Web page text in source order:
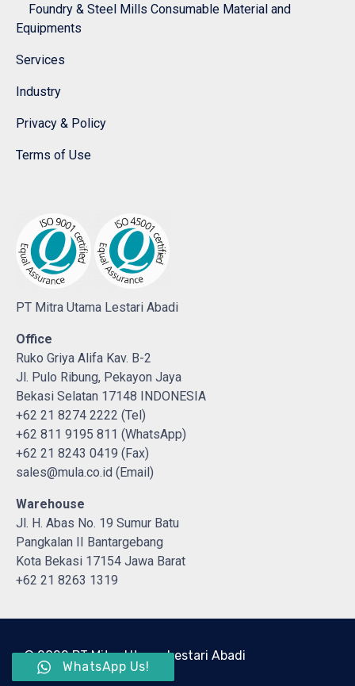
Foundry & Steel Mills Consumable Material and
Equipments
Services
Industry
Privacy & Policy
Terms of Use
PT Mitra Utama Lestari Abadi
Office
Ruko Griya Alifa Kav. B-2
Jl. Pulo Ribung, Pekayon Jaya
Bekasi Selatan 17148 INDONESIA
+62 21 8274 2222 (Tel)
+62 811 9195 811 (WhatsApp)
+62 21 8243 0419 (Fax)
sales@mula.co.id (Email)
Warehouse
Jl. H. Abas No. 19 Sumur Batu
Pangkalan II Bantargebang
Kota Bekasi 17154 Jawa Barat
+62 21 8263 1319
© 2022 PT Mitra Utama Lestari Abadi
WhatsApp Us!